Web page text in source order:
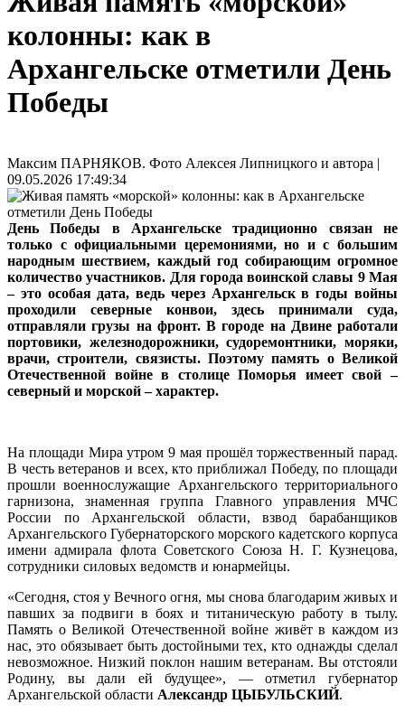
колонны: как в
Архангельске отметили День
Победы
Максим ПАРНЯКОВ. Фото Алексея Липницкого и автора |
09.05.2026 17:49:34
День Победы в Архангельске традиционно связан не
только с официальными церемониями, но и с большим
народным шествием, каждый год собирающим огромное
количество участников. Для города воинской славы 9 Мая
– это особая дата, ведь через Архангельск в годы войны
проходили северные конвои, здесь принимали суда,
отправляли грузы на фронт. В городе на Двине работали
портовики, железнодорожники, судоремонтники, моряки,
врачи, строители, связисты. Поэтому память о Великой
Отечественной войне в столице Поморья имеет свой –
северный и морской – характер.
На площади Мира утром 9 мая прошёл торжественный парад.
В честь ветеранов и всех, кто приближал Победу, по площади
прошли военнослужащие Архангельского территориального
гарнизона, знаменная группа Главного управления МЧС
России по Архангельской области, взвод барабанщиков
Архангельского Губернаторского морского кадетского корпуса
имени адмирала флота Советского Союза Н. Г. Кузнецова,
сотрудники силовых ведомств и юнармейцы.
«Сегодня, стоя у Вечного огня, мы снова благодарим живых и
павших за подвиги в боях и титаническую работу в тылу.
Память о Великой Отечественной войне живёт в каждом из
нас, это обязывает быть достойными тех, кто однажды сделал
невозможное. Низкий поклон нашим ветеранам. Вы отстояли
Родину, вы дали ей будущее», — отметил губернатор
Архангельской области Александр ЦЫБУЛЬСКИЙ.